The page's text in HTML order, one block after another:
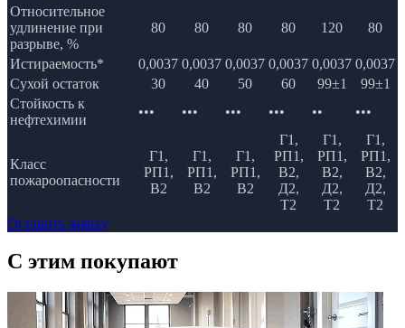
Относительное
удлинение при
разрыве, %
80 80 80 80 120 80
Истираемость* 0,0037 0,0037 0,0037 0,0037 0,0037 0,0037
Сухой остаток
30 40 50 60 99±1
99±1
Стойкость к
нефтехимии
••• ••• ••• ••• •• •••
Класс
пожароопасности
Г1,
РП1,
В2
Г1,
РП1,
В2
Г1,
РП1,
В2
Г1,
РП1,
В2,
Д2,
Т2
Г1,
РП1,
В2,
Д2,
Т2
Г1,
РП1,
В2,
Д2,
Т2
Оставить заявку
C этим покупают